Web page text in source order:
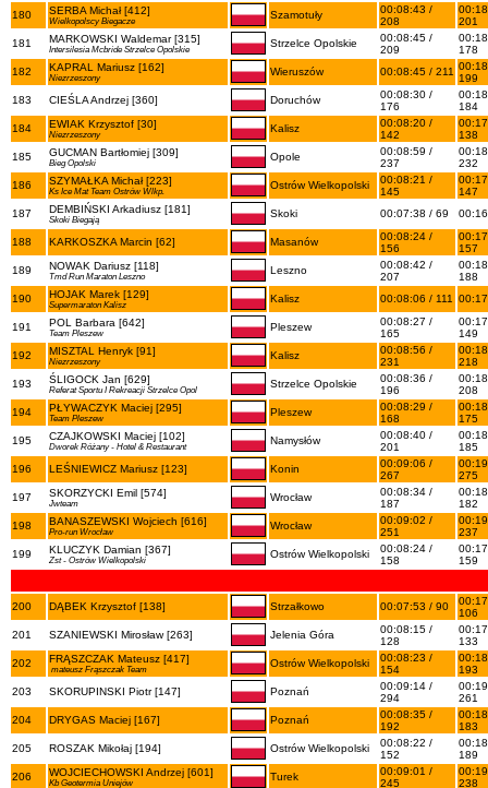
180
SERBA Michał [412]
Wielkopolscy Biegacze
Szamotuły
00:08:43 /
208
201
181
MARKOWSKI Waldemar [315]
Intersilesia Mcbride Strzelce Opolskie
Strzelce Opolskie
00:08:45 /
209
178
182
KAPRAL Mariusz [162]
Niezrzeszony
Wieruszów 00:08:45 / 211
199
183
CIEŚLA Andrzej [360] Doruchów
00:08:30 /
176
184
184
EWIAK Krzysztof [30]
Niezrzeszony
Kalisz
00:08:20 /
142
138
185
GUCMAN Bartłomiej [309]
Bieg Opolski
Opole
00:08:59 /
237
232
186
SZYMAŁKA Michał [223]
Ks Ice Mat Team Ostrów Wlkp.
Ostrów Wielkopolski
00:08:21 /
145
147
187
DEMBIŃSKI Arkadiusz [181]
Skoki Biegają
Skoki 00:07:38 / 69
188 KARKOSZKA Marcin [62] Masanów
00:08:24 /
156
157
189
NOWAK Dariusz [118]
Tmd Run Maraton Leszno
Leszno
00:08:42 /
207
188
190
HOJAK Marek [129]
Supermaraton Kalisz
Kalisz 00:08:06 / 111
191 POL Barbara [642]
Team Pleszew
Pleszew
00:08:27 /
165
149
192
MISZTAL Henryk [91]
Niezrzeszony
Kalisz
00:08:56 /
231
218
193
ŚLIGOCK Jan [629]
Referat Sportu I Rekreacji Strzelce Opol
Strzelce Opolskie
00:08:36 /
196
208
194
PŁYWACZYK Maciej [295]
Team Pleszew
Pleszew
00:08:29 /
168
175
195
CZAJKOWSKI Maciej [102]
Dworek Różany - Hotel & Restaurant
Namysłów
00:08:40 /
201
185
196
LEŚNIEWICZ Mariusz [123] Konin
00:09:06 /
267
275
197
SKORZYCKI Emil [574]
Jwteam
Wrocław
00:08:34 /
187
182
198
BANASZEWSKI Wojciech [616]
Pro-run Wrocław
Wrocław
00:09:02 /
251
237
199
KLUCZYK Damian [367]
Zst - Ostrów Wielkopolski
Ostrów Wielkopolski
00:08:24 /
158
159
200 DĄBEK Krzysztof [138] Strzałkowo 00:07:53 / 90
106
201
SZANIEWSKI Mirosław [263] Jelenia Góra
00:08:15 /
128
133
202
FRĄSZCZAK Mateusz [417]
mateusz Frąszczak Team
Ostrów Wielkopolski
00:08:23 /
154
193
203
SKORUPINSKI Piotr [147] Poznań
00:09:14 /
294
261
204
DRYGAS Maciej [167] Poznań
00:08:35 /
192
183
205
ROSZAK Mikołaj [194] Ostrów Wielkopolski
00:08:22 /
152
189
206
WOJCIECHOWSKI Andrzej [601]
Kb Geotermia Uniejów
Turek
00:09:01 /
245
238